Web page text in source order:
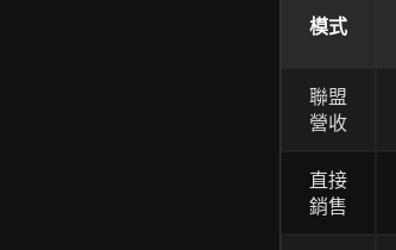
模式
聯盟
營收
直接
銷售